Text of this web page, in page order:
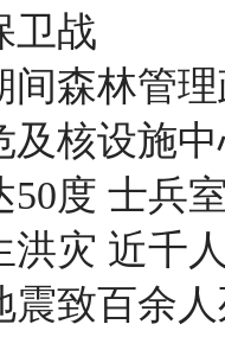
卫战
间森林管
及核设施
度 士兵
洪灾 近千
震致百余